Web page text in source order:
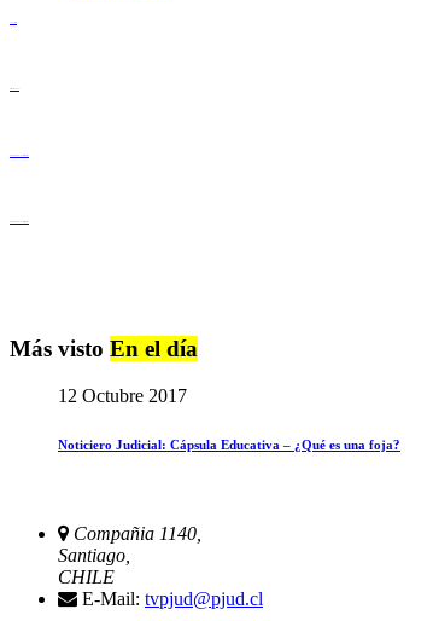
Más visto En el día
12 Octubre 2017
Noticiero Judicial: Cápsula Educativa – ¿Qué es una foja?
Compañia 1140,
Santiago,
CHILE
E-Mail: tvpjud@pjud.cl